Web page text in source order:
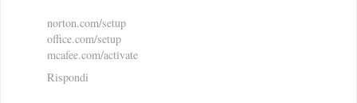
norton.com/setup
office.com/setup
mcafee.com/activate
Rispondi